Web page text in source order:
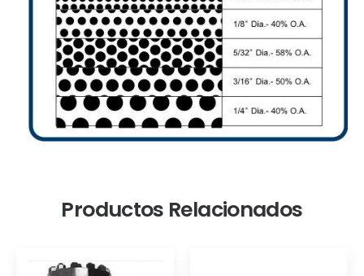
Productos Relacionados